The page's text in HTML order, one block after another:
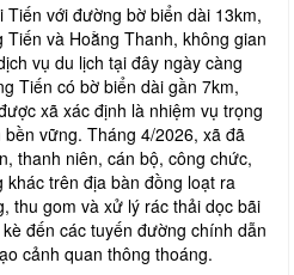
Tiến với đường bờ biển dài 13km,
và Hoằng Thanh, không gian
vụ du lịch tại đây ngày càng
Tiến có bờ biển dài gần 7km,
xã xác định là nhiệm vụ trọng
vững. Tháng 4/2026, xã đã
thanh niên, cán bộ, công chức,
trên địa bàn đồng loạt ra
thu gom và xử lý rác thải dọc bãi
đến các tuyến đường chính dẫn
cảnh quan thông thoáng.